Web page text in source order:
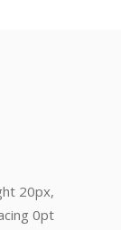
20px,
0pt